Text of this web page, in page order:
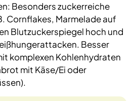
Besonders zuckerreiche
Cornflakes, Marmelade auf
Blutzuckerspiegel hoch und
Besser
komplexen Kohlenhydraten
mit Käse/Ei oder